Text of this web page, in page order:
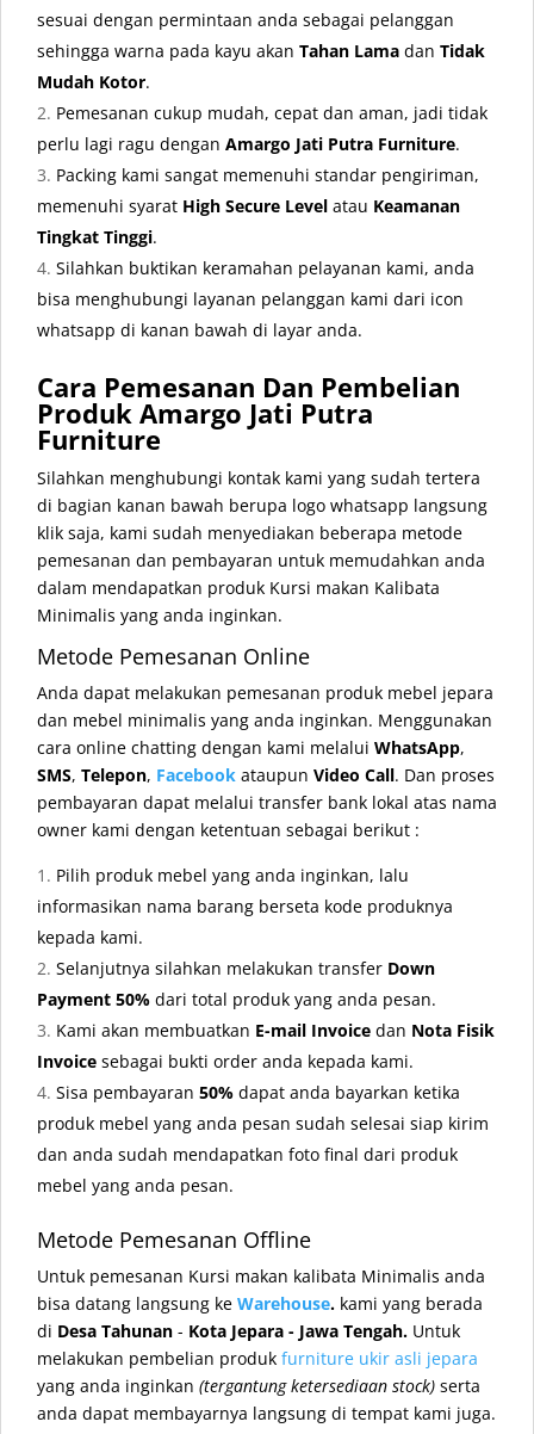
sesuai dengan permintaan anda sebagai pelanggan
sehingga warna pada kayu akan Tahan Lama dan Tidak
Mudah Kotor.
Pemesanan cukup mudah, cepat dan aman, jadi tidak
perlu lagi ragu dengan Amargo Jati Putra Furniture.
Packing kami sangat memenuhi standar pengiriman,
memenuhi syarat High Secure Level atau Keamanan
Tingkat Tinggi.
Silahkan buktikan keramahan pelayanan kami, anda
bisa menghubungi layanan pelanggan kami dari icon
whatsapp di kanan bawah di layar anda.
Cara Pemesanan Dan Pembelian
Produk Amargo Jati Putra
Furniture
Silahkan menghubungi kontak kami yang sudah tertera
di bagian kanan bawah berupa logo whatsapp langsung
klik saja, kami sudah menyediakan beberapa metode
pemesanan dan pembayaran untuk memudahkan anda
dalam mendapatkan produk Kursi makan Kalibata
Minimalis yang anda inginkan.
Metode Pemesanan Online
Anda dapat melakukan pemesanan produk mebel jepara
dan mebel minimalis yang anda inginkan. Menggunakan
cara online chatting dengan kami melalui WhatsApp,
SMS, Telepon, Facebook ataupun Video Call. Dan proses
pembayaran dapat melalui transfer bank lokal atas nama
owner kami dengan ketentuan sebagai berikut :
Pilih produk mebel yang anda inginkan, lalu
informasikan nama barang berseta kode produknya
kepada kami.
Selanjutnya silahkan melakukan transfer Down
Payment 50% dari total produk yang anda pesan.
Kami akan membuatkan E-mail Invoice dan Nota Fisik
Invoice sebagai bukti order anda kepada kami.
Sisa pembayaran 50% dapat anda bayarkan ketika
produk mebel yang anda pesan sudah selesai siap kirim
dan anda sudah mendapatkan foto final dari produk
mebel yang anda pesan.
Metode Pemesanan Offline
Untuk pemesanan Kursi makan kalibata Minimalis anda
bisa datang langsung ke Warehouse. kami yang berada
di Desa Tahunan - Kota Jepara - Jawa Tengah. Untuk
melakukan pembelian produk furniture ukir asli jepara
yang anda inginkan (tergantung ketersediaan stock) serta
anda dapat membayarnya langsung di tempat kami juga.